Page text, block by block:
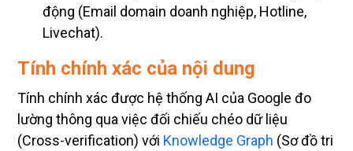
động (Email domain doanh nghiệp, Hotline,
Livechat).
Tính chính xác của nội dung
Tính chính xác được hệ thống AI của Google đo
lường thông qua việc đối chiếu chéo dữ liệu
(Cross-verification) với Knowledge Graph (Sơ đồ tri